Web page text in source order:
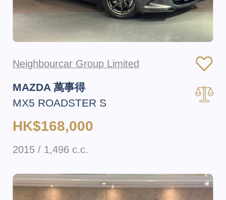
Neighbourcar Group Limited
MAZDA 萬事得
MX5 ROADSTER S
HK$168,000
2015 / 1,496 c.c.